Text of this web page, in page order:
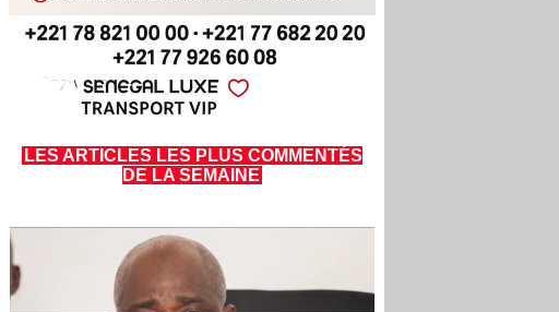
LES ARTICLES LES PLUS COMMENTÉS
DE LA SEMAINE